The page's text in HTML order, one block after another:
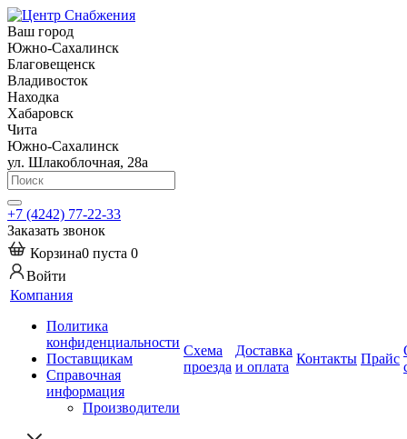
Ваш город
Южно-Сахалинск
Благовещенск
Владивосток
Находка
Хабаровск
Чита
Южно-Сахалинск
ул. Шлакоблочная, 28а
+7 (4242) 77-22-33
Заказать звонок
Корзина0 пуста 0
Войти
Компания
Политика
конфиденциальности
Поставщикам
Справочная
информация
Производители
Схема
проезда
Доставка
и оплата
Контакты Прайс